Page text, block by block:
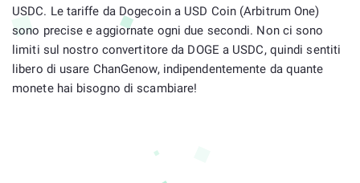
USDC. Le tariffe da Dogecoin a USD Coin (Arbitrum One)
sono precise e aggiornate ogni due secondi. Non ci sono
limiti sul nostro convertitore da DOGE a USDC, quindi sentiti
libero di usare ChanGenow, indipendentemente da quante
monete hai bisogno di scambiare!